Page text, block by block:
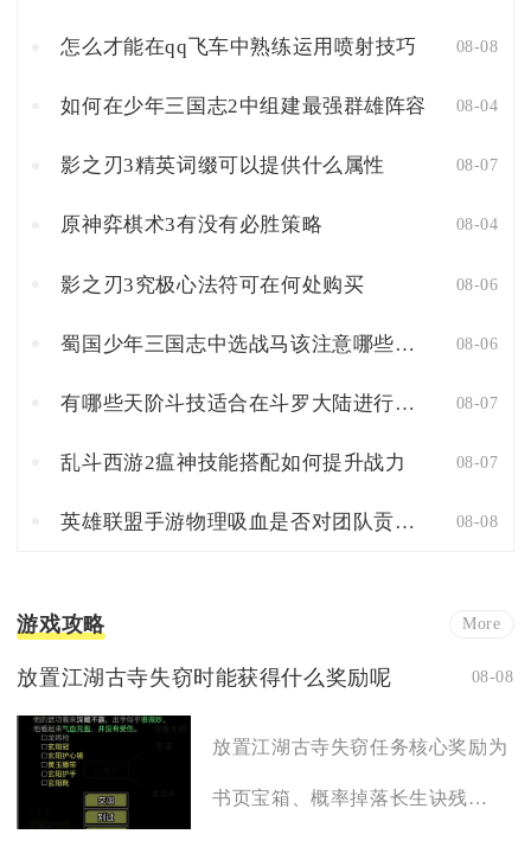
怎么才能在qq飞车中熟练运用喷射技巧 08-08
如何在少年三国志2中组建最强群雄阵容 08-04
影之刃3精英词缀可以提供什么属性 08-07
原神弈棋术3有没有必胜策略 08-04
影之刃3究极心法符可在何处购买 08-06
蜀国少年三国志中选战马该注意哪些问题 08-06
有哪些天阶斗技适合在斗罗大陆进行战斗 08-07
乱斗西游2瘟神技能搭配如何提升战力 08-07
英雄联盟手游物理吸血是否对团队贡献有帮助 08-08
游戏攻略 More
放置江湖古寺失窃时能获得什么奖励呢 08-08
放置江湖古寺失窃任务核心奖励为
书页宝箱、概率掉落长生诀残